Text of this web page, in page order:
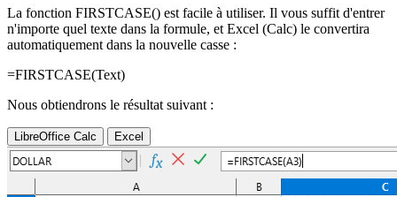
La fonction FIRSTCASE() est facile à utiliser. Il vous suffit d'entrer
n'importe quel texte dans la formule, et Excel (Calc) le convertira
automatiquement dans la nouvelle casse :
=FIRSTCASE(Text)
Nous obtiendrons le résultat suivant :
LibreOffice Calc Excel